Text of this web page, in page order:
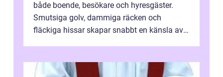
både boende, besökare och hyresgäster.
Smutsiga golv, dammiga räcken och
fläckiga hissar skapar snabbt en känsla av